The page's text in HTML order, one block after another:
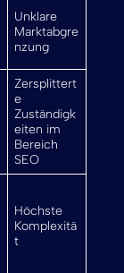
Unklare
Marktabgre
nzung
Zersplittert
e
Zuständigk
eiten im
Bereich
SEO
Höchste
Komplexitä
t